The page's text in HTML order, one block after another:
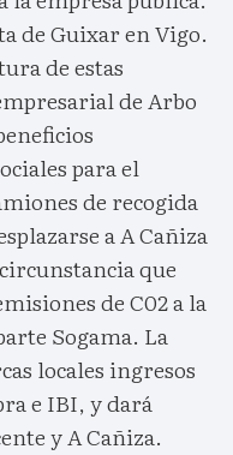
de Guixar en Vigo.
de estas
de Arbo
para el
de recogida
a A Cañiza
que
de C02 a la
Sogama. La
locales ingresos
e IBI, y dará
y A Cañiza.